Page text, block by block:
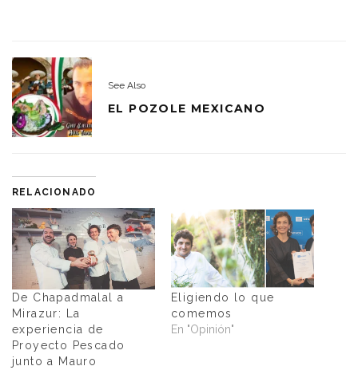
See Also
EL POZOLE MEXICANO
RELACIONADO
De Chapadmalal a
Mirazur: La
experiencia de
Proyecto Pescado
junto a Mauro
Eligiendo lo que
comemos
En "Opinión"